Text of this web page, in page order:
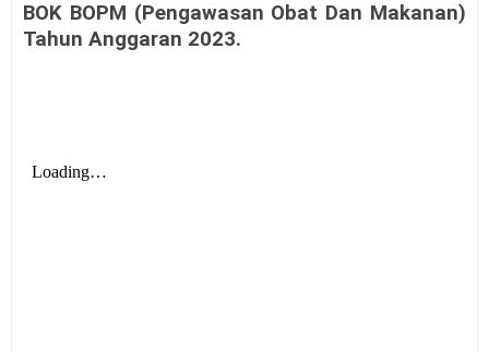
BOK BOPM (Pengawasan Obat Dan Makanan)
Tahun Anggaran 2023.